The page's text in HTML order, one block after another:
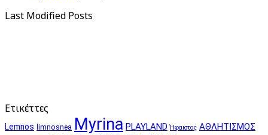
Last Modified Posts
Ετικέττες
Lemnos limnosnea Myrina PLAYLAND Ήφαιστος ΑΘΛΗΤΙΣΜΟΣ